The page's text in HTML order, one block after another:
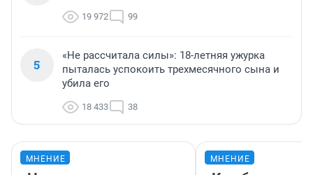
19 972 99
5
«Не рассчитала силы»: 18-летняя ужурка
пыталась успокоить трехмесячного сына и
убила его
18 433 38
МНЕНИЕ МНЕНИЕ